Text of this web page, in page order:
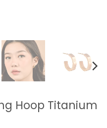
Hoop Titanium